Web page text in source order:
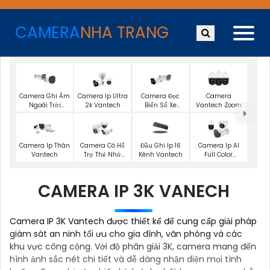
CAMERANHA TRANG
Camera Ghi Âm
Ngoài Trời
Camera Ip Ultra
2k Vantech
Camera Đọc
Biển Số Xe
Camera
Vantech Zoom
Camera Ip Thân
Vantech
Camera Có Hổ
Trợ Thẻ Nhớ
Đầu Ghi Ip 16
Kênh Vantech
Camera Ip AI
Full Color
CAMERA IP 3K VANECH
Camera IP 3K Vantech được thiết kế để cung cấp giải pháp
giám sát an ninh tối ưu cho gia đình, văn phòng và các
khu vực công cộng. Với độ phân giải 3K, camera mang đến
hình ảnh sắc nét chi tiết và dễ dàng nhận diện mọi tình